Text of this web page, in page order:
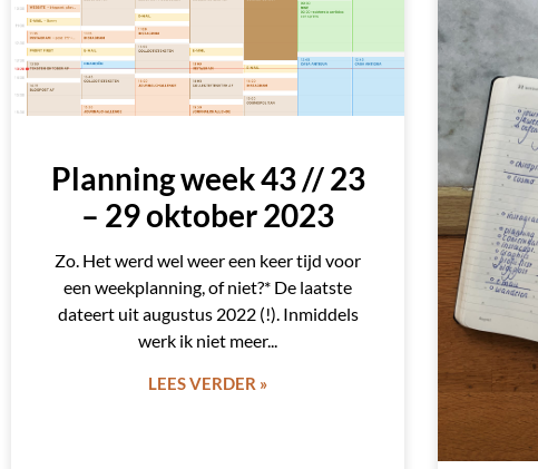
Planning week 43 // 23
– 29 oktober 2023
Zo. Het werd wel weer een keer tijd voor
een weekplanning, of niet?* De laatste
dateert uit augustus 2022 (!). Inmiddels
werk ik niet meer
LEES VERDER »